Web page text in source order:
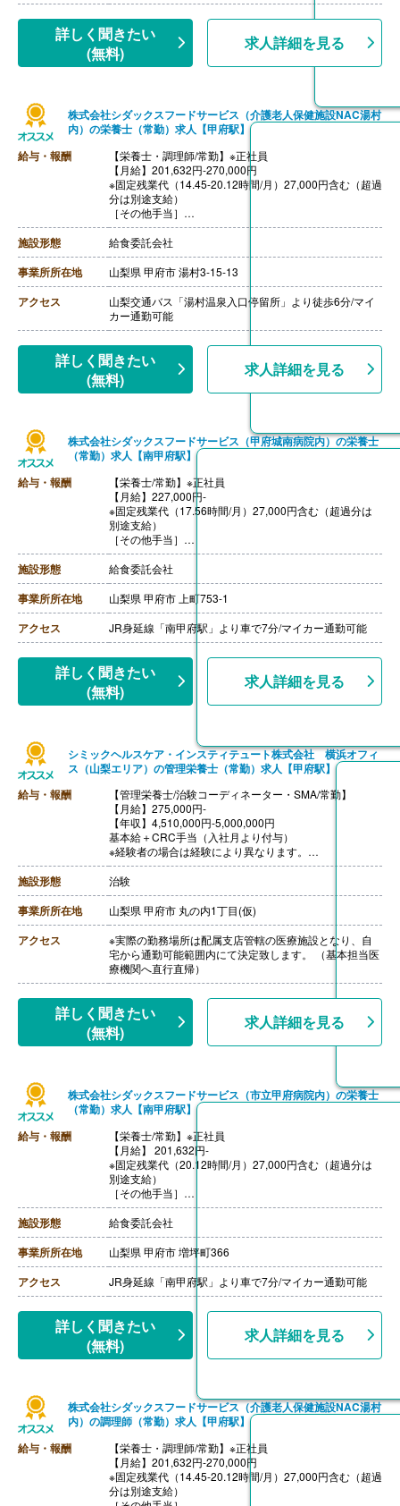
【栄養士/常勤】※契約社員
【時給】1,400円-1,600円
［その他手当］
・時間外勤務手当
【通勤手当】あり（上限なし）※片道2km以上
詳しく聞きたい
(無料)
求人詳細を見る
株式会社シダックスフードサービス（介護老人保健施設NAC湯村
内）の栄養士（常勤）求人【甲府駅】
給与・報酬
【栄養士・調理師/常勤】※正社員
【月給】201,632円-270,000円
※固定残業代（14.45-20.12時間/月）27,000円含む（超過
分は別途支給）
［その他手当］
・時間外勤務手当
・休日勤務手当
・深夜勤務手当（22:00-翌05:00）
・休業手当
【賞与】年2回
【通勤手当】あり（上限なし）※片道2km以上
【昇給】あり（年1回）
++++++++++++++++++++
【時給】1,300円-1,500円
［その他手当］
・時間外勤務手当
・休日勤務手当
【通勤手当】あり（上限なし）※片道2km以上
施設形態 給食委託会社
事業所所在地 山梨県 甲府市 湯村3-15-13
アクセス
山梨交通バス「湯村温泉入口停留所」より徒歩6分/マイ
カー通勤可能
詳しく聞きたい
(無料)
求人詳細を見る
株式会社シダックスフードサービス（甲府城南病院内）の栄養士
（常勤）求人【南甲府駅】
給与・報酬
【栄養士/常勤】※正社員
【月給】227,000円-
※固定残業代（17.56時間/月）27,000円含む（超過分は
別途支給）
［その他手当］
・時間外勤務手当
・休日勤務手当
・深夜勤務手当（22:00-翌05:00）
・休業手当
【賞与】年2回
【通勤手当】あり（上限なし）※片道2km以上
【昇給】あり（年1回）
【栄養士/常勤】※契約社員
【時給】1,400円-
［その他手当］
・時間外勤務手当
・深夜勤務手当（22:00-翌05:00）
【通勤手当】あり（上限なし）※片道2km以上
施設形態 給食委託会社
事業所所在地 山梨県 甲府市 上町753-1
アクセス JR身延線「南甲府駅」より車で7分/マイカー通勤可能
詳しく聞きたい
(無料)
求人詳細を見る
シミックヘルスケア・インスティテュート株式会社 横浜オフィ
ス（山梨エリア）の管理栄養士（常勤）求人【甲府駅】
給与・報酬
【管理栄養士/治験コーディネーター・SMA/常勤】
【月給】275,000円-
【年収】4,510,000円-5,000,000円
基本給＋CRC手当（入社月より付与）
※経験者の場合は経験により異なります。
※契約社員は年収の1/12を月々の給与として支給しま
す。
※残業代支給あり（1分単位）
【賞与】年2回・計4.40ヶ月分
【通勤手当】通勤定期代は不支給。かかった交通費は都
度実費精算
【昇給】あり
施設形態 治験
事業所所在地 山梨県 甲府市 丸の内1丁目(仮)
アクセス
※実際の勤務場所は配属支店管轄の医療施設となり、自
宅から通勤可能範囲内にて決定致します。 （基本担当医
療機関へ直行直帰）
詳しく聞きたい
(無料)
求人詳細を見る
株式会社シダックスフードサービス（市立甲府病院内）の栄養士
（常勤）求人【南甲府駅】
給与・報酬
【栄養士/常勤】※正社員
【月給】 201,632円-
※固定残業代（20.12時間/月）27,000円含む（超過分は
別途支給）
［その他手当］
・時間外勤務手当
・休日勤務手当
・深夜勤務手当（22:00-翌05:00）
・休業手当
【賞与】年2回
【通勤手当】あり（上限なし）※片道2Km以上
【昇給】あり（年1回）
【栄養士/常勤】※契約社員
【時給】1,200円-
［その他手当］
・時間外勤務手当
・深夜勤務手当（22:00-翌05:00）
【通勤手当】あり（上限なし）※片道2Km以上
施設形態 給食委託会社
事業所所在地 山梨県 甲府市 増坪町366
アクセス JR身延線「南甲府駅」より車で7分/マイカー通勤可能
詳しく聞きたい
(無料)
求人詳細を見る
株式会社シダックスフードサービス（介護老人保健施設NAC湯村
内）の調理師（常勤）求人【甲府駅】
給与・報酬
【栄養士・調理師/常勤】※正社員
【月給】201,632円-270,000円
※固定残業代（14.45-20.12時間/月）27,000円含む（超過
分は別途支給）